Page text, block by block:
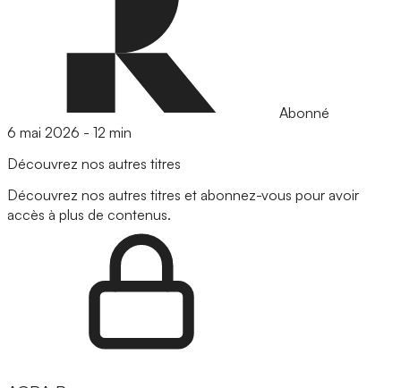
Abonné
6 mai 2026 - 12 min
Découvrez nos autres titres
Découvrez nos autres titres et abonnez-vous pour avoir
accès à plus de contenus.